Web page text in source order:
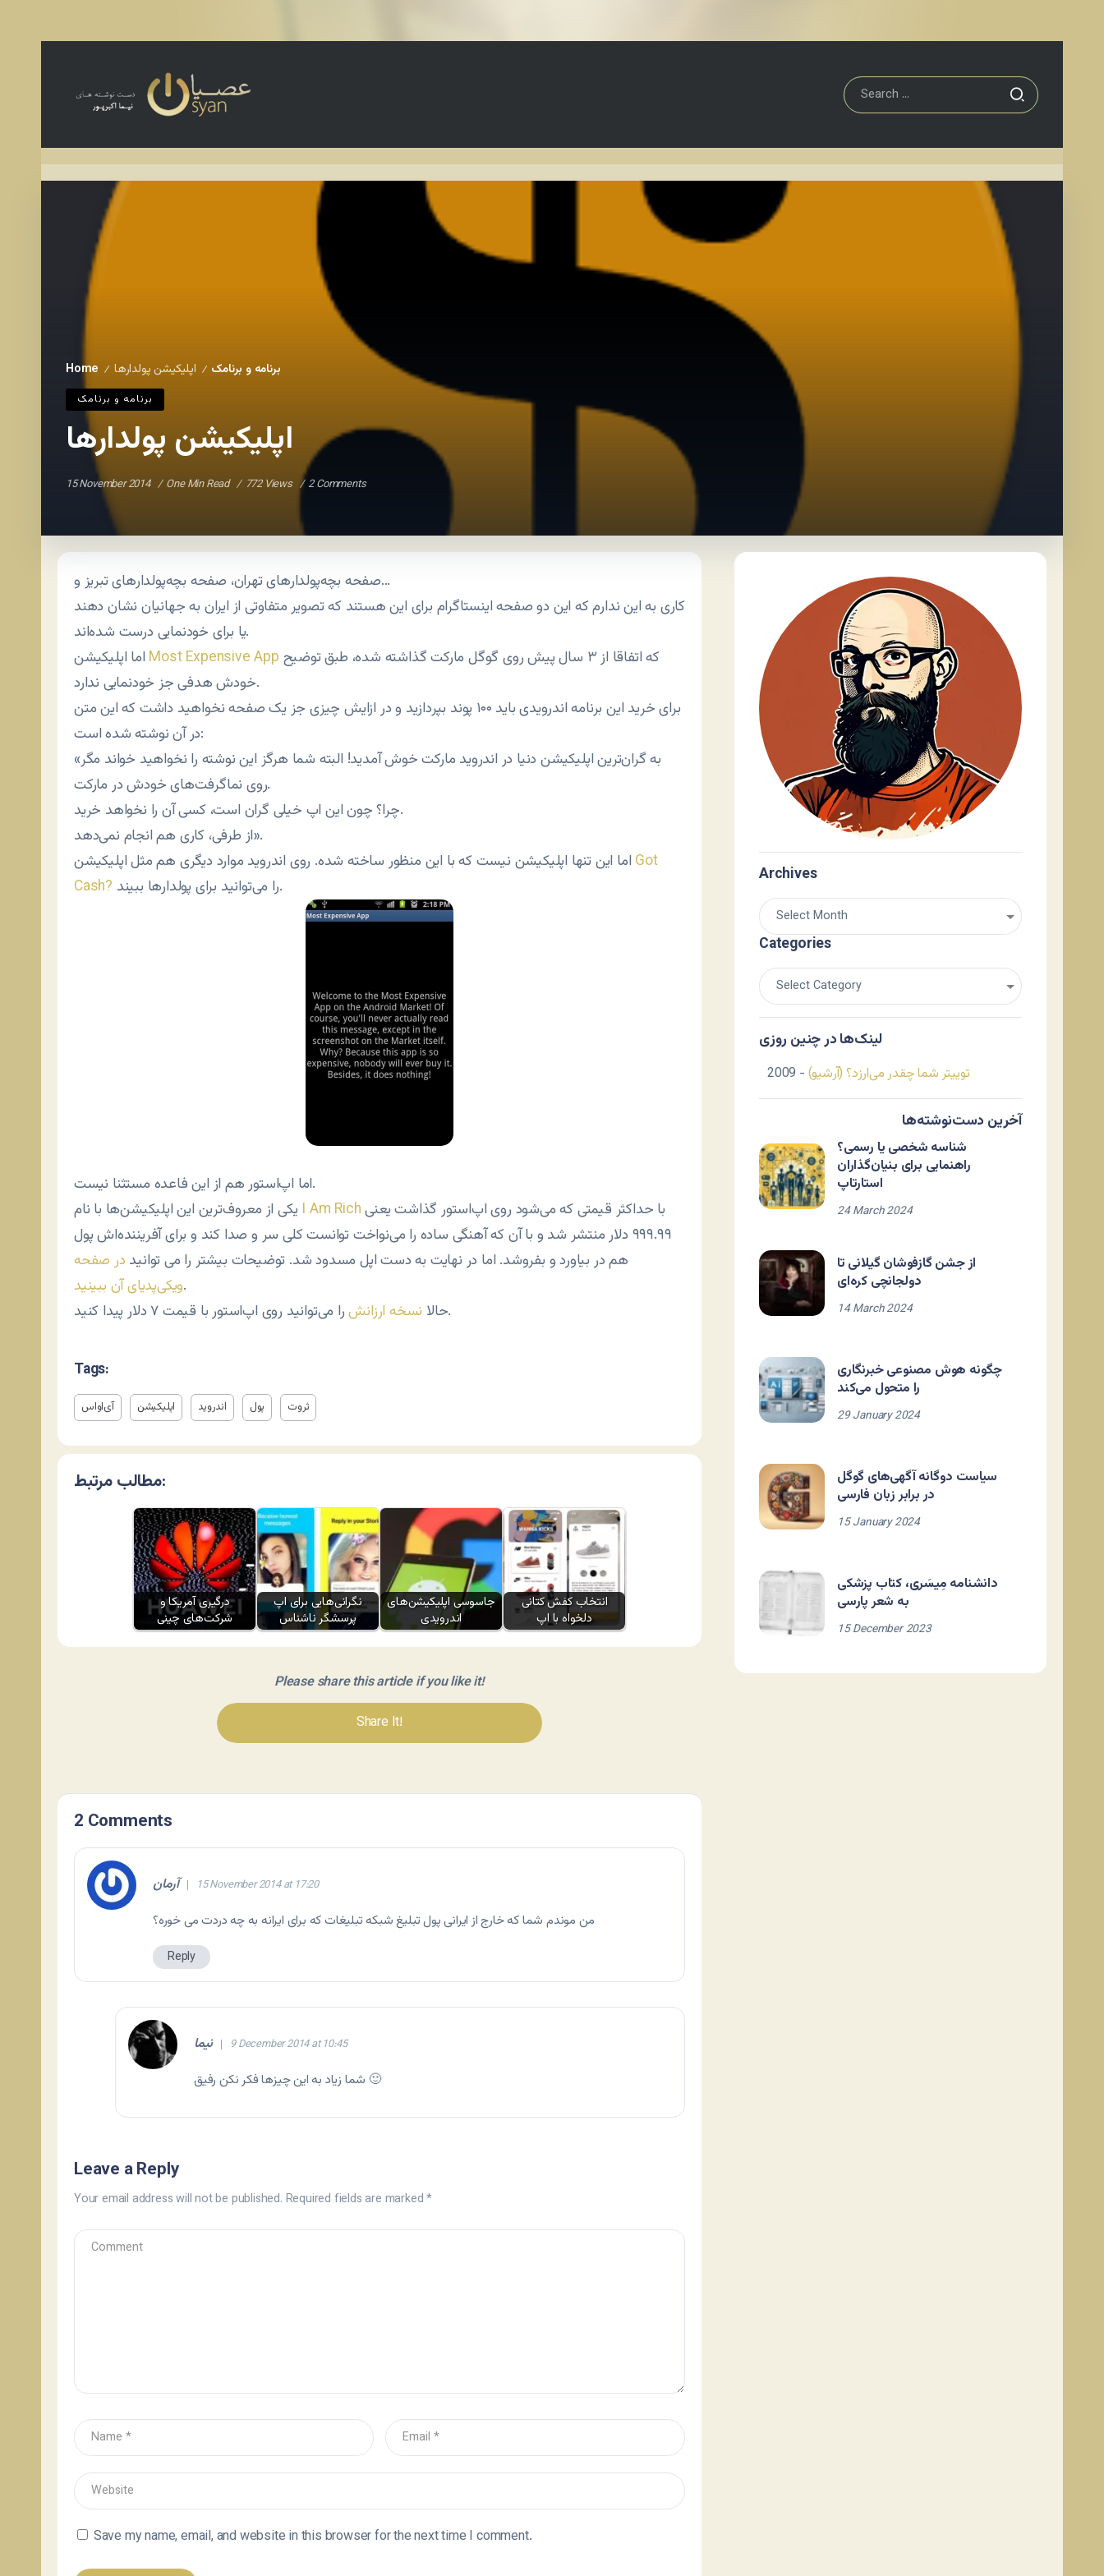
Home / برنامه و برنامک / اپلیکیشن پولدارها
برنامه و برنامک
اپلیکیشن پولدارها
15 November 2014 One Min Read 772 Views 2 Comments
صفحه بچه‌پولدارهای تهران، صفحه بچه‌پولدارهای تبریز و…
کاری به این ندارم که این دو صفحه اینستاگرام برای این هستند که تصویر متفاوتی از ایران به جهانیان نشان دهند
یا برای خودنمایی درست شده‌اند.
Most Expensive App
خودش هدفی جز خودنمایی ندارد.
برای خرید این برنامه اندرویدی باید ۱۰۰ پوند بپردازید و در ازایش چیزی جز یک صفحه نخواهید داشت که این متن
در آن نوشته شده است:
«به گران‌ترین اپلیکیشن دنیا در اندروید مارکت خوش آمدید! البته شما هرگز این نوشته را نخواهید خواند مگر
روی نماگرفت‌های خودش در مارکت.
چرا؟ چون این اپ خیلی گران است، کسی آن را نخواهد خرید.
از طرفی، کاری هم انجام نمی‌دهد».
Got
Cash?
را می‌توانید برای پولدارها ببیند.
اما اپ‌استور هم از این فاعده مستثنا نیست.
I Am Richبا حداکثر قیمتی که می‌شود روی اپ‌استور گذاشت یعنی
۹۹۹.۹۹ دلار منتشر شد و با آن که آهنگی ساده را می‌نواخت توانست کلی سر و صدا کند و برای آفریننده‌اش پول
هم در بیاورد و بفروشد. اما در نهایت به دست اپل مسدود شد. توضیحات بیشتر را می توانید در صفحه
ویکی‌پدیای آن ببینید.
حالا نسخه ارزانش را می‌توانید روی اپ‌استور با قیمت ۷ دلار پیدا کنید.
Tags:
آی‌اواس اپلیکیشن اندروید پول ثروت
مطالب مرتبط:
درگیری آمریکا و
شرکت‌های چینی
نگرانی‌هایی برای اپ
پرسشگر ناشناس
جاسوسی اپلیکیشن‌های
اندرویدی
انتخاب کفش کتانی
دلخواه با اپ
Please share this article if you like it!
Share It!
2 Comments
آرمان 15 November 2014 at 17:20
من موندم شما که خارج از ایرانی پول تبلیغ شبکه تبلیغات که برای ایرانه به چه دردت می خوره؟
Reply
نیما 9 December 2014 at 10:45
شما زیاد به این چیزها فکر نکن رفیق 🙂
Leave a Reply
Your email address will not be published. Required fields are marked*
Save my name, email, and website in this browser for the next time I comment.
Archives
Categories
لینک‌ها در چنین روزی
توییتر شما چقدر می‌ارزد؟ (آرشیو) - 2009
آخرین دست‌نوشته‌ها
شناسه شخصی یا رسمی؟
راهنمایی برای بنیان‌گذاران
استارتاپ
24 March 2024
از جشن گازفوشان گیلانی تا
دولجانچی کره‌ای
14 March 2024
چگونه هوش مصنوعی خبرنگاری
را متحول می‌کند
29 January 2024
سیاست دوگانه آگهی‌های گوگل
در برابر زبان فارسی
15 January 2024
دانشنامه مِیسَری، کتاب پزشکی
به شعر پارسی
15 December 2023